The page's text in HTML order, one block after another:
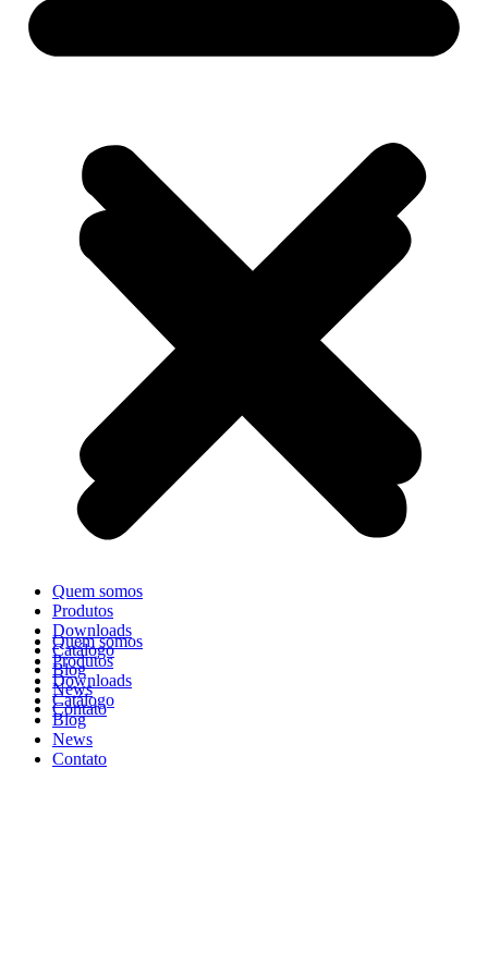
Quem somos
Produtos
Downloads
Catálogo
Blog
News
Contato
Quem somos
Produtos
Downloads
Catálogo
Blog
News
Contato